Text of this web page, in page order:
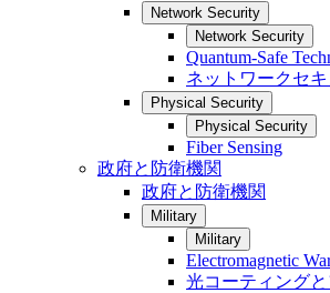
Network Security
Network Security
Quantum-Safe
ネットワークセ
Physical Security
Physical Security
Fiber Sensing
政府と防衛機関
政府と防衛機関
Military
Military
Electromagnetic
光コーティング